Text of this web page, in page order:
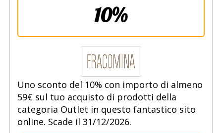
10%
Uno sconto del 10% con importo di almeno
59€ sul tuo acquisto di prodotti della
categoria Outlet in questo fantastico sito
online. Scade il 31/12/2026.